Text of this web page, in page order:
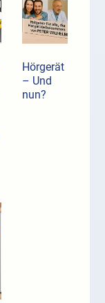
Hörgerät
– Und
nun?